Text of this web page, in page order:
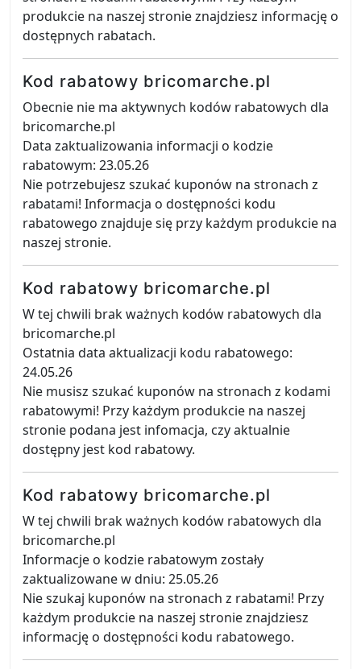
produkcie na naszej stronie znajdziesz informację o
dostępnych rabatach.
Kod rabatowy bricomarche.pl
Obecnie nie ma aktywnych kodów rabatowych dla
bricomarche.pl
Data zaktualizowania informacji o kodzie
rabatowym: 23.05.26
Nie potrzebujesz szukać kuponów na stronach z
rabatami! Informacja o dostępności kodu
rabatowego znajduje się przy każdym produkcie na
naszej stronie.
Kod rabatowy bricomarche.pl
W tej chwili brak ważnych kodów rabatowych dla
bricomarche.pl
Ostatnia data aktualizacji kodu rabatowego:
24.05.26
Nie musisz szukać kuponów na stronach z kodami
rabatowymi! Przy każdym produkcie na naszej
stronie podana jest infomacja, czy aktualnie
dostępny jest kod rabatowy.
Kod rabatowy bricomarche.pl
W tej chwili brak ważnych kodów rabatowych dla
bricomarche.pl
Informacje o kodzie rabatowym zostały
zaktualizowane w dniu: 25.05.26
Nie szukaj kuponów na stronach z rabatami! Przy
każdym produkcie na naszej stronie znajdziesz
informację o dostępności kodu rabatowego.